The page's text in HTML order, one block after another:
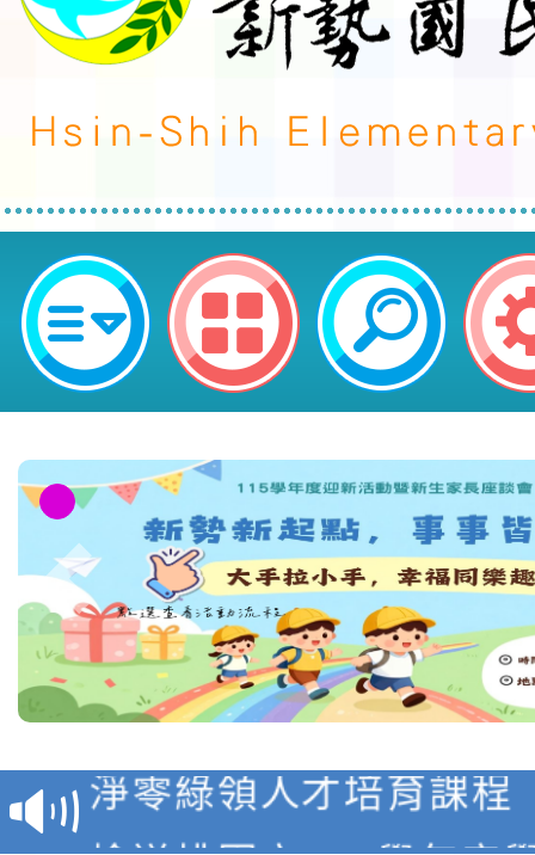
函轉衛生福利部有關「網路媒體不
平臺」自113年8月1日（星期四）
市平鎮區新勢國民小學
教育部校安中心白海豚
報
淨零綠領人才培育課程
檢送桃園市115學年度